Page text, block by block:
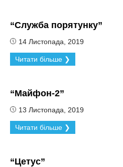
“Служба порятунку”
14 Листопада, 2019
Читати більше ❯
“Майфон-2”
13 Листопада, 2019
Читати більше ❯
“Цетус”